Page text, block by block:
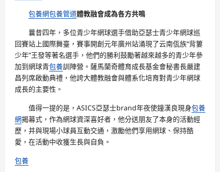
包養網包養管道體教融會成為各方共鳴
曩昔四年，多位青少年網球選手借助亞瑟士青少年網球巡
回賽站上國際舞臺，賽事開創元年廣州站涌現了云南佤族“背簍
少年”王發等著名選手，他們的勝利鼓勵著越來越多的青少年參
加到網球青包養訓陣營。薩馬蘭奇體育成長基金會秘書長嚴建
昌列席啟動典禮，他誇大體教融會與體系化培育對青少年網球
成長的主要性。
值得一提的是，ASICS亞瑟士brand年夜使鐘漢良現身包養
網揭幕式，作為網球資深喜好者，他分送朋友了本身的活動經
歷，并與現場小球員互動交通，激勵他們享用網球、保持酷
愛，在活動中收獲生長與自負。
包養